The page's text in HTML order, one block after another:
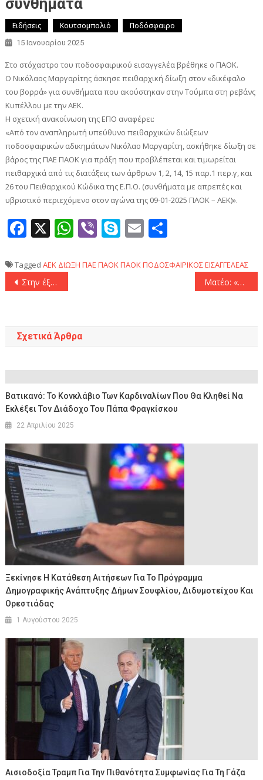
συνθήματα
Ειδήσεις Κουτσομπολιό Ποδόσφαιρο
15 Ιανουαρίου 2025
Στο στόχαστρο του ποδοσφαιρικού εισαγγελέα βρέθηκε ο ΠΑΟΚ.
Ο Νικόλαος Μαργαρίτης άσκησε πειθαρχική δίωξη στον «δικέφαλο
του βορρά» για συνθήματα που ακούστηκαν στην Τούμπα στη ρεβάνς
Κυπέλλου με την ΑΕΚ.
Η σχετική ανακοίνωση της ΕΠΟ αναφέρει:
«Από τον αναπληρωτή υπεύθυνο πειθαρχικών διώξεων
ποδοσφαιρικών αδικημάτων Νικόλαο Μαργαρίτη, ασκήθηκε δίωξη σε
βάρος της ΠΑΕ ΠΑΟΚ για πράξη που προβλέπεται και τιμωρείται
πειθαρχικά από τις διατάξεις των άρθρων 1, 2, 14, 15 παρ.1 περ.γ, και
26 του Πειθαρχικού Κώδικα της Ε.Π.Ο. (συνθήματα με απρεπές και
υβριστικό περιεχόμενο στον αγώνα της 09-01-2025 ΠΑΟΚ – ΑΕΚ)».
Facebook
X WhatsApp
ViberSkype
Email
Tagged AEK ΔΙΩΞΗ ΠΑΕ ΠΑΟΚΠΑΟΚΠΟΔΟΣΦΑΙΡΙΚΟΣ ΕΙΣΑΓΓΕΛΕΑΣ
Πλοήγηση
Στην έξοδο ο Χουάνκαρ από τον Άρη Ματέο: «Αληθινός τζέντλεμαν του αθλήματος ο Μπαρτζώκας»
Σχετικά Άρθρα
Βατικανό: Το Κονκλάβιο Των Καρδιναλίων Που Θα Κληθεί Να
Εκλέξει Τον Διάδοχο Του Πάπα Φραγκίσκου
22 Απριλίου 2025
Ξεκίνησε Η Κατάθεση Αιτήσεων Για Το Πρόγραμμα
Δημογραφικής Ανάπτυξης Δήμων Σουφλίου, Διδυμοτείχου Και
Ορεστιάδας
1 Αυγούστου 2025
Αισιοδοξία Τραμπ Για Την Πιθανότητα Συμφωνίας Για Τη Γάζα